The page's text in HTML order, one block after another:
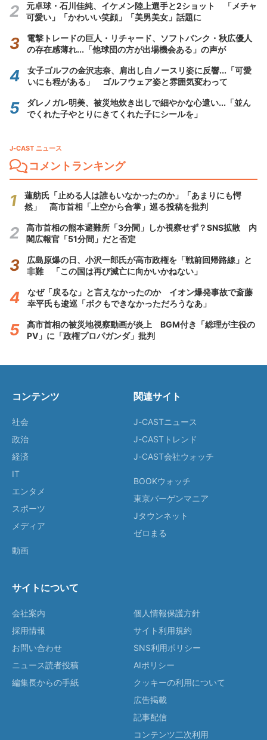
元卓球・石川佳純、イケメン陸上選手と2ショット 「メチャ
可愛い」「かわいい笑顔」「美男美女」話題に
電撃トレードの巨人・リチャード、ソフトバンク・秋広優人
の存在感薄れ...「他球団の方が出場機会ある」の声が
女子ゴルフの金沢志奈、肩出し白ノースリ姿に反響...「可愛
いにも程がある」 ゴルフウェア姿と雰囲気変わって
ダレノガレ明美、被災地炊き出しで細やかな心遣い...「並ん
でくれた子やとりにきてくれた子にシールを」
J-CAST ニュース
コメントランキング
蓮舫氏「止める人は誰もいなかったのか」「あまりにも愕
然」 高市首相「上空から合掌」巡る投稿を批判
高市首相の熊本避難所「3分間」しか視察せず？SNS拡散 内
閣広報官「51分間」だと否定
広島原爆の日、小沢一郎氏が高市政権を「戦前回帰路線」と
非難 「この国は再び滅亡に向かいかねない」
なぜ「戻るな」と言えなかったのか イオン爆発事故で斎藤
幸平氏も逡巡「ボクもできなかっただろうなあ」
高市首相の被災地視察動画が炎上 BGM付き「総理が主役の
PV」に「政権プロパガンダ」批判
コンテンツ
社会
政治
経済
IT
エンタメ
スポーツ
メディア
動画
関連サイト
J-CASTニュース
J-CASTトレンド
J-CAST会社ウォッチ
BOOKウォッチ
東京バーゲンマニア
Jタウンネット
ゼロまる
サイトについて
会社案内
採用情報
お問い合わせ
ニュース読者投稿
編集長からの手紙
個人情報保護方針
サイト利用規約
SNS利用ポリシー
AIポリシー
クッキーの利用について
広告掲載
記事配信
コンテンツ二次利用